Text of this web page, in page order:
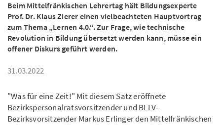
Beim Mittelfränkischen Lehrertag hält Bildungsexperte
Prof. Dr. Klaus Zierer einen vielbeachteten Hauptvortrag
zum Thema „Lernen 4.0.“. Zur Frage, wie technische
Revolution in Bildung übersetzt werden kann, müsse ein
offener Diskurs geführt werden.
31.03.2022
"Was für eine Zeit!" Mit diesem Satz eröffnete
Bezirkspersonalratsvorsitzender und BLLV-
Bezirksvorsitzender Markus Erlinger den Mittelfränkischen